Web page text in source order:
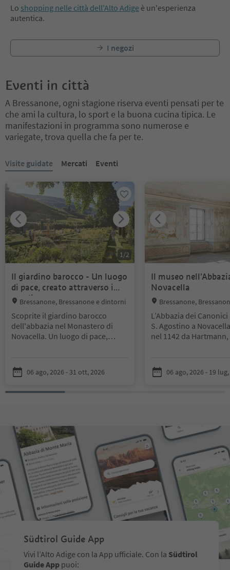
Lo shopping nelle città dell'Alto Adige è un'esperienza
autentica.
I negozi
Eventi in città
A Bressanone, ogni stagione riserva eventi pensati per te
che ami la cultura, lo sport e la buona cucina tipica. Le
manifestazioni in programma sono numerose e
variegate, trova quella che fa per te.
Visite guidate Mercati Eventi
1 /2
Il giardino barocco - Un luogo
di pace, creato attraverso i
secoli.
Location:
Bressanone, Bressanone e dintorni
Scoprite il giardino barocco
dell'abbazia nel Monastero di
Novacella. Un luogo di pace,
Il giardino dell'abbazia di
Novacella è uno dei più
alberi con padiglione, un giardino
di erbe con circa 75 piante
medicinali e aromatiche, e un
giardino barocco ornamentale
con fontane, cappella degli uccelli
e storico laghetto dei pesci.
Ancora oggi, i canonici trovano
riposo tra vecchi alberi di gingko
e un albero secolare di sequoia –
la quieta serenità monastica e
godere di un momento di pausa
immersi nella natura.
06 ago, 2026 - 31 ott, 2026
Il museo
Novacella
Location:
Bressanone,
L’Abbazia dei
S. Agostino a
nel 1142 da
significativi del Tirolo
suo valore storico si
vedi all’ingresso del
conventuale, o la
Visitando il museo e
puoi apprezzare
tardomedievali su
miniati, splendide
di arte amanuense.
dell’Abbazia di
ritenuta una delle più
considerevoli dell’area
germanofona
idrauliche e la
trovare traccia del
06 ago, 2026 - 19
Südtirol Guide App
Vivi l’Alto Adige con la App ufficiale. Con la Südtirol
Guide App puoi: